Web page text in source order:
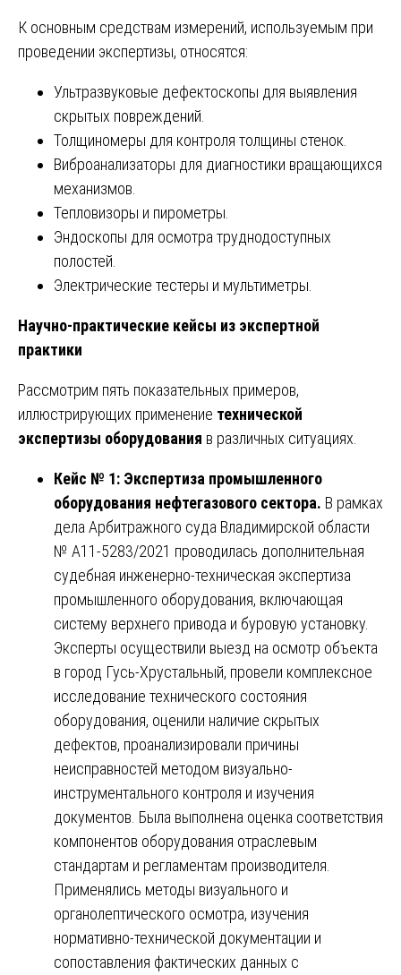
К основным средствам измерений, используемым при
проведении экспертизы, относятся:
Ультразвуковые дефектоскопы для выявления
скрытых повреждений.
Толщиномеры для контроля толщины стенок.
Виброанализаторы для диагностики вращающихся
механизмов.
Тепловизоры и пирометры.
Эндоскопы для осмотра труднодоступных
полостей.
Электрические тестеры и мультиметры.
Научно-практические кейсы из экспертной
практики
Рассмотрим пять показательных примеров,
иллюстрирующих применение технической
экспертизы оборудования в различных ситуациях.
Кейс № 1: Экспертиза промышленного
оборудования нефтегазового сектора. В рамках
дела Арбитражного суда Владимирской области
№ А11-5283/2021 проводилась дополнительная
судебная инженерно-техническая экспертиза
промышленного оборудования, включающая
систему верхнего привода и буровую установку.
Эксперты осуществили выезд на осмотр объекта
в город Гусь-Хрустальный, провели комплексное
исследование технического состояния
оборудования, оценили наличие скрытых
дефектов, проанализировали причины
неисправностей методом визуально-
инструментального контроля и изучения
документов. Была выполнена оценка соответствия
компонентов оборудования отраслевым
стандартам и регламентам производителя.
Применялись методы визуального и
органолептического осмотра, изучения
нормативно-технической документации и
сопоставления фактических данных с